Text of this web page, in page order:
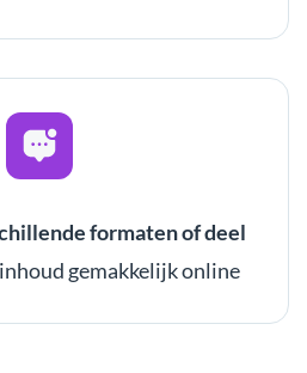
formaten of deel
gemakkelijk online